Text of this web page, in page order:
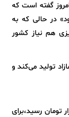
گفته است که
در حالی که به
جوجه‌ریزی هم نیاز کشور
هزار تن مرغ مازاد تولید می‌‌کند و
طی دو ماه گذشته به کیلویی 100 هزار تومان رسید،برای